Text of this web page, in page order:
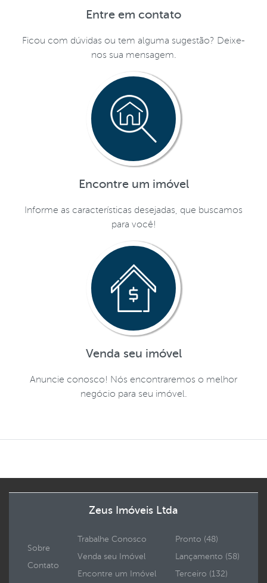
Entre em contato
Ficou com dúvidas ou tem alguma sugestão? Deixe-
nos sua mensagem.
Encontre um imóvel
Informe as características desejadas, que buscamos
para você!
Venda seu imóvel
Anuncie conosco! Nós encontraremos o melhor
negócio para seu imóvel.
Zeus Imóveis Ltda
Sobre
Contato
Trabalhe Conosco
Venda seu Imóvel
Encontre um Imóvel
Pronto (48)
Lançamento (58)
Terceiro (132)